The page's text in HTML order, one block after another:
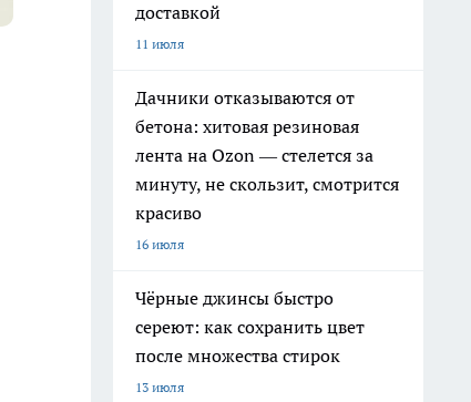
доставкой
11 июля
Дачники отказываются от
бетона: хитовая резиновая
лента на Ozon — стелется за
минуту, не скользит, смотрится
красиво
16 июля
Чёрные джинсы быстро
сереют: как сохранить цвет
после множества стирок
13 июля